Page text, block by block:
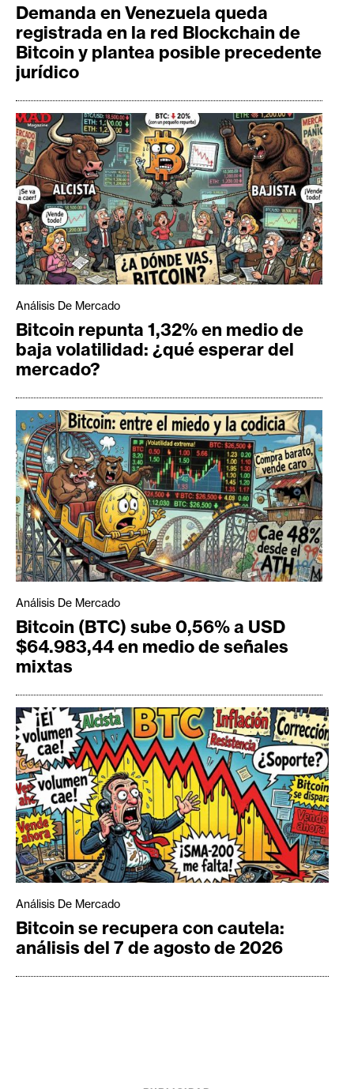
Demanda en Venezuela queda
registrada en la red Blockchain de
Bitcoin y plantea posible precedente
jurídico
Análisis De Mercado
Bitcoin repunta 1,32% en medio de
baja volatilidad: ¿qué esperar del
mercado?
Análisis De Mercado
Bitcoin (BTC) sube 0,56% a USD
$64.983,44 en medio de señales
mixtas
Análisis De Mercado
Bitcoin se recupera con cautela:
análisis del 7 de agosto de 2026